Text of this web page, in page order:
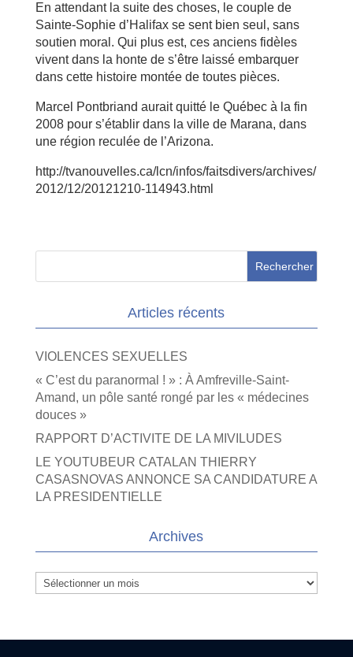
En attendant la suite des choses, le couple de
Sainte-Sophie d’Halifax se sent bien seul, sans
soutien moral. Qui plus est, ces anciens fidèles
vivent dans la honte de s’être laissé embarquer
dans cette histoire montée de toutes pièces.
Marcel Pontbriand aurait quitté le Québec à la fin
2008 pour s’établir dans la ville de Marana, dans
une région reculée de l’Arizona.
http://tvanouvelles.ca/lcn/infos/faitsdivers/archives/
2012/12/20121210-114943.html
Articles récents
VIOLENCES SEXUELLES
« C’est du paranormal ! » : À Amfreville-Saint-
Amand, un pôle santé rongé par les « médecines
douces »
RAPPORT D’ACTIVITE DE LA MIVILUDES
LE YOUTUBEUR CATALAN THIERRY
CASASNOVAS ANNONCE SA CANDIDATURE A
LA PRESIDENTIELLE
Archives
Archives